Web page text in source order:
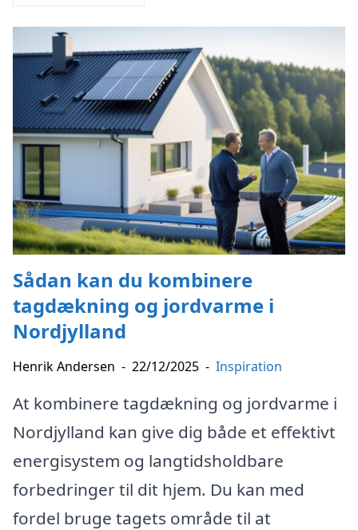
Sådan kan du kombinere
tagdækning og jordvarme i
Nordjylland
Henrik Andersen - 22/12/2025 - Inspiration
At kombinere tagdækning og jordvarme i
Nordjylland kan give dig både et effektivt
energisystem og langtidsholdbare
forbedringer til dit hjem. Du kan med
fordel bruge tagets område til at